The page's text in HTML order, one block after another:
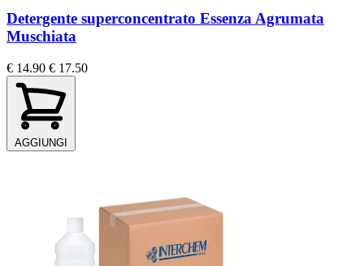
Detergente superconcentrato Essenza Agrumata
Muschiata
€ 14.90 € 17.50
AGGIUNGI